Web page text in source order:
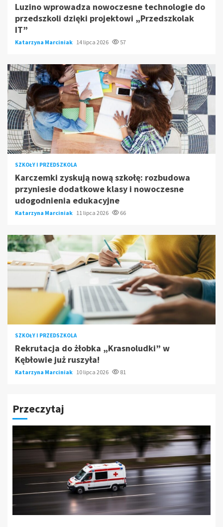
Luzino wprowadza nowoczesne technologie do
przedszkoli dzięki projektowi „Przedszkolak
IT”
Katarzyna Marciniak 14 lipca 2026 57
SZKOŁY I PRZEDSZKOLA
Karczemki zyskują nową szkołę: rozbudowa
przyniesie dodatkowe klasy i nowoczesne
udogodnienia edukacyjne
Katarzyna Marciniak 11 lipca 2026 66
SZKOŁY I PRZEDSZKOLA
Rekrutacja do żłobka „Krasnoludki” w
Kębłowie już ruszyła!
Katarzyna Marciniak 10 lipca 2026 81
Przeczytaj